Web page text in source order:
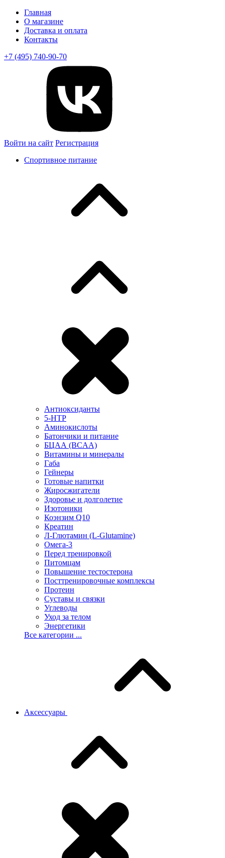
Главная
О магазине
Доставка и оплата
Контакты
+7 (495) 740-90-70
Войти на сайт Регистрация
Спортивное питание
Антиоксиданты
5-HTP
Аминокислоты
Батончики и питание
БЦАА (BCAA)
Витамины и минералы
Габа
Гейнеры
Готовые напитки
Жиросжигатели
Здоровье и долголетие
Изотоники
Коэнзим Q10
Креатин
Л-Глютамин (L-Glutamine)
Омега-3
Перед тренировкой
Питомцам
Повышение тестостерона
Посттренировочные комплексы
Протеин
Суставы и связки
Углеводы
Уход за телом
Энергетики
Все категории ...
Аксессуары